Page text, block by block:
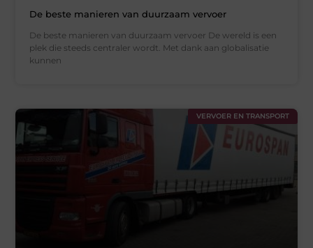
De beste manieren van duurzaam vervoer
De beste manieren van duurzaam vervoer De wereld is een
plek die steeds centraler wordt. Met dank aan globalisatie
kunnen
VERVOER EN TRANSPORT